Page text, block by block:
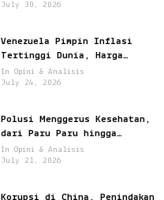
July 30, 2026
Venezuela Pimpin Inflasi
Tertinggi Dunia, Harga
Melonjak Ratusan Persen
In Opini & Analisis
July 24, 2026
Polusi Menggerus Kesehatan,
dari Paru Paru hingga
Jantung
In Opini & Analisis
July 21, 2026
Korupsi di China, Penindakan